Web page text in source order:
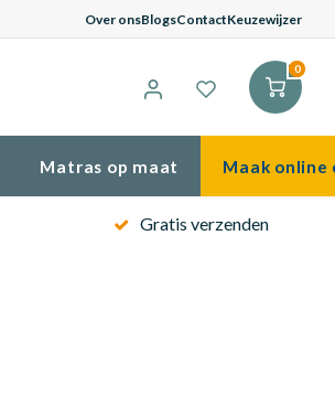
Over onsBlogsContactKeuzewijzer
0
Matras op maat Maak online
Gratis verzenden